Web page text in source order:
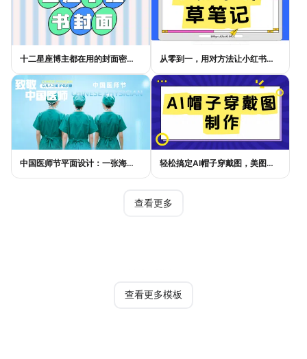
十二星座博主都在用的封面密码，星座小红书封面标题这样写才吸睛 从零到一，用对方法让小红书种草笔记的流量自己找上门
中国医师节平面设计：一张海报如何讲好白衣故事 轻松搞定AI帽子穿戴图，美图设计室电商主图教程
查看更多
查看更多模板